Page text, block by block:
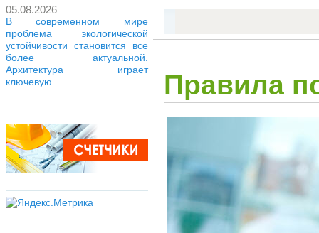
05.08.2026
В современном мире
проблема экологической
устойчивости становится все
более актуальной.
Архитектура играет
ключевую...
Правила